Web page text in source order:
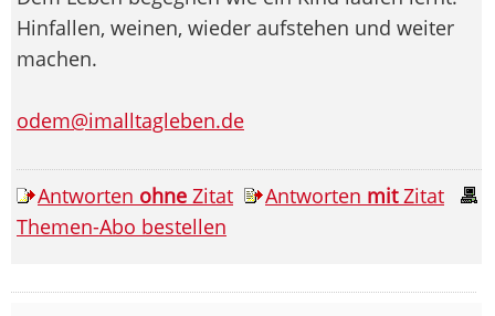
Hinfallen, weinen, wieder aufstehen und weiter
machen.
odem@imalltagleben.de
Antworten ohne Zitat Antworten mitZitat
Themen-Abo bestellen